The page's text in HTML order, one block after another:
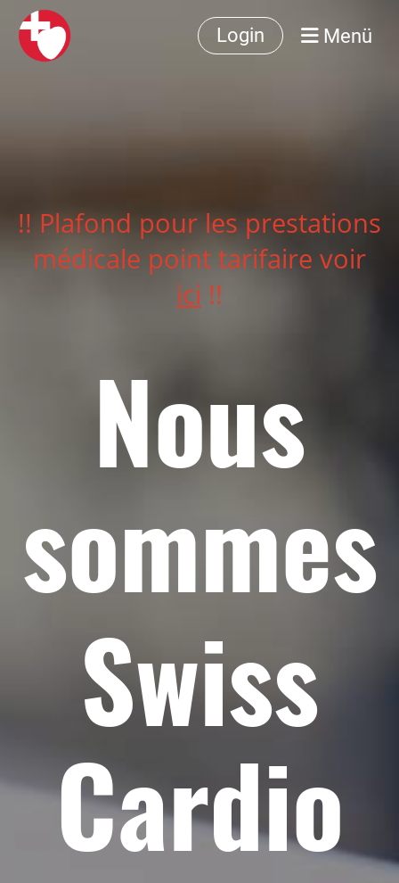
Login Menü
!! Plafond pour les prestations
médicale point tarifaire voir
ici !!
Nous
sommes
Swiss
Cardio